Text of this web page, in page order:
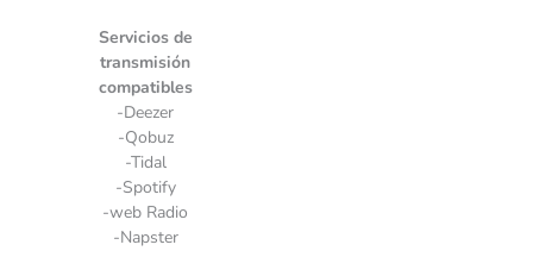
Servicios de
transmisión
compatibles
-Deezer
-Qobuz
-Tidal
-Spotify
-web Radio
-Napster